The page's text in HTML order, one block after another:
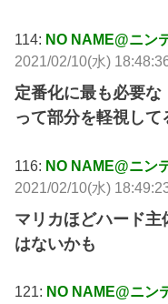
114: NO NAME@ニン
2021/02/10(水)
定番化に最も必要な
って部分を軽視し
116: NO NAME@ニン
2021/02/10(水)
マリカほどハード
はないかも
121: NO NAME@ニン